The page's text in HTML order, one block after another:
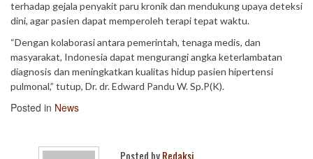
terhadap gejala penyakit paru kronik dan mendukung upaya deteksi
dini, agar pasien dapat memperoleh terapi tepat waktu.
“Dengan kolaborasi antara pemerintah, tenaga medis, dan
masyarakat, Indonesia dapat mengurangi angka keterlambatan
diagnosis dan meningkatkan kualitas hidup pasien hipertensi
pulmonal,” tutup, Dr. dr. Edward Pandu W. Sp.P(K).
Posted in News
Posted byRedaksi